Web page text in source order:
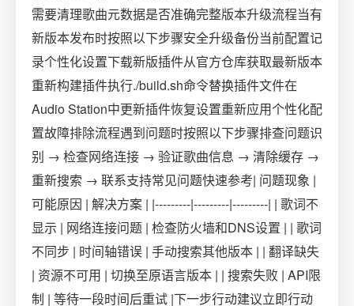
需要清理歌曲元数据是否准确完整版本升级流程当有
新版本发布时按照以下步骤安全升级备份当前配置记
录个性化设置下载新版插件从官方仓库获取最新版本
重新构建插件执行./build.sh命令替换插件文件在
Audio Station中更新插件恢复设置重新应用个性化配
置故障排除流程遇到问题时按照以下步骤排查问题识
别 → 检查网络连接 → 验证歌曲信息 → 清除缓存 →
重新搜索 → 联系支持常见问题快速参考| 问题现象 |
可能原因 | 解决方案 | |---------|---------|---------| | 歌词不
显示 | 网络连接问题 | 检查防火墙和DNS设置 | | 歌词
不同步 | 时间轴错误 | 手动搜索其他版本 | | 翻译缺失
| 资源不可用 | 切换至原语言版本 | | 搜索失败 | API限
制 | 等待一段时间后重试 |下一步行动建议立即行动